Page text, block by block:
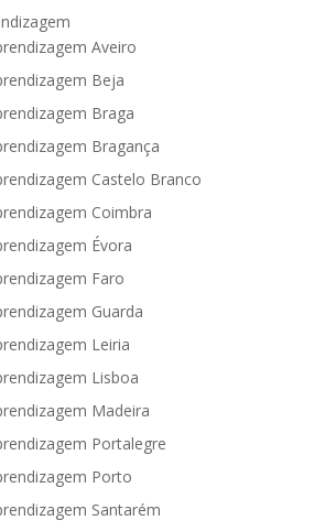
Aveiro
Beja
Braga
Bragança
Castelo Branco
Coimbra
Évora
Faro
Guarda
Leiria
Lisboa
Madeira
Portalegre
Porto
Santarém